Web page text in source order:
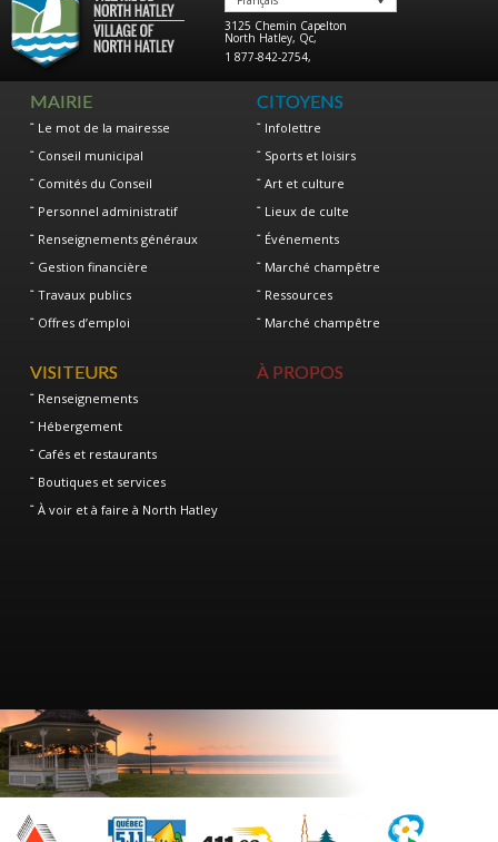
3125 Chemin Capelton
North Hatley, Qc,
1 877-842-2754,
MAIRIE
Le mot de la mairesse
Conseil municipal
Comités du Conseil
Personnel administratif
Renseignements généraux
Gestion financière
Travaux publics
Offres d’emploi
CITOYENS
Infolettre
Sports et loisirs
Art et culture
Lieux de culte
Événements
Marché champêtre
Ressources
Marché champêtre
VISITEURS
Renseignements
Hébergement
Cafés et restaurants
Boutiques et services
À voir et à faire à North Hatley
À PROPOS